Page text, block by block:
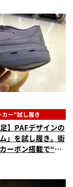
ー"試し履き
】PAFデザインの
」を試し履き。街
ーボン搭載で“走
最高峰